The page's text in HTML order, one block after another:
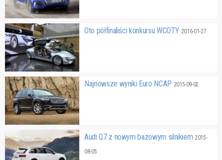
Oto półfinaliści konkursu WCOTY 2016-01-27
Najnowsze wyniki Euro NCAP 2015-09-02
Audi Q7 z nowym bazowym silnikiem2015-
08-05